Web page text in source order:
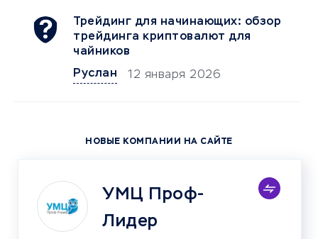
Трейдинг для начинающих: обзор
трейдинга криптовалют для
чайников
Руслан
12 января 2026
НОВЫЕ КОМПАНИИ НА САЙТЕ
УМЦ Проф-
Лидер